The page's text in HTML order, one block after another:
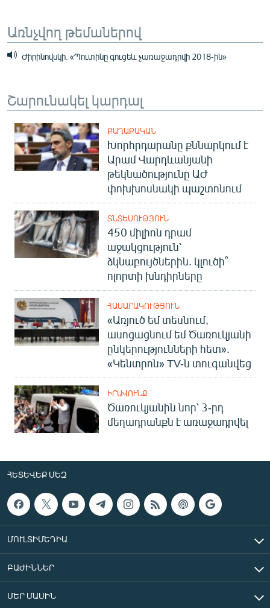
Առնչվող թեմաներով
Ժիրինովսկի. «Պուտինը գուցեև չառաջադրվի 2018-ին»
Շարունակել կարդալ
ՔԱՂԱՔԱԿԱՆ
Խորհրդարանը քննարկում է
Արամ Վարդևանյանի
թեկնածությունը ԱԺ
փոխխոսնակի պաշտոնում
ՏՆՏԵՍՈՒԹՅՈՒՆ
450 միլիոն դրամ
աջակցություն՝
ձկնաբույծներին. կլուծի՞
ոլորտի խնդիրները
ՀԱՍԱՐԱԿՈՒԹՅՈՒՆ
«Առյուծ եմ տեսնում,
ասոցացնում եմ Ծառուկյանի
ընկերությունների հետ».
«Կենտրոն» TV-ն տուգանվեց
ԻՐԱՎՈՒՆՔ
Ծառուկյանին նոր՝ 3-րդ
մեղադրանքն է առաջադրվել
ՀԵՏԵՎԵՔ ՄԵԶ
ՄՈՒԼՏԻՄԵԴԻԱ
ԲԱԺԻՆՆԵՐ
ՄԵՐ ՄԱՍԻՆ